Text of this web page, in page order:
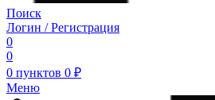
Поиск
Логин / Регистрация
0
0
0 пунктов 0 ₽
Меню